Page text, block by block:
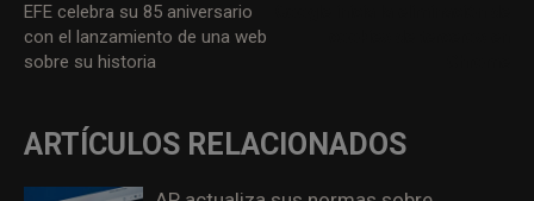
EFE celebra su 85 aniversario
con el lanzamiento de una web
sobre su historia
ARTÍCULOS RELACIONADOS